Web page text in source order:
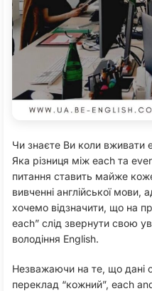
Чи знаєте Ви коли вживати
Яка різниця між each та
питання ставить майже
вивченні англійської
хочемо відзначити, що на
each” слід звернути свою
володіння English.
Незважаючи на те, що дані
переклад “кожний”, each